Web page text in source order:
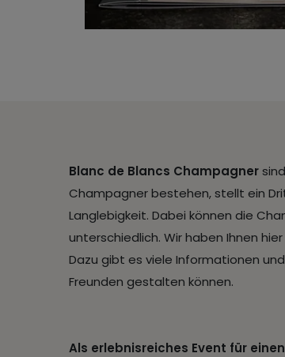
Blanc de Blancs Champagner
Champagner bestehen, stellt ein
Langlebigkeit. Dabei können die
unterschiedlich. Wir haben Ihnen
Dazu gibt es viele Informationen
Freunden gestalten können.
Als erlebnisreiches Event für